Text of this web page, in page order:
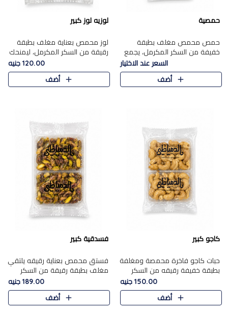
حمصية
حمص محمص مغلف بطبقة
خفيفة من السكر المكرمل، يجمع
بين القرمشة المميزة والطعم
الشرقي الأصيل في واحدة من أشهر
حلويات الموسم.
السعر عند الاختيار
أضف
لوزيه لوز كبير
لوز محمص بعناية مغلف بطبقة
رقيقة من السكر المكرمل، ليمنحك
قرمشة راقية ونكهة غنية تبرز
فخامة اللوز في كل قطعة.
120.00 جنيه
أضف
كاجو كبير
حبات كاجو فاخرة محمصة ومغلفة
بطبقة خفيفة رقيقه من السكر
المكرمل، تجمع بين توازن النعومة
زبدية غنية فاخرة والقرمشة
المرضية في حلوى شرقية بطاب..
150.00 جنيه
أضف
فسدقية كبير
فستق محمص بعناية رقيقه يلتقي
مغلف بطبقة رقيقة من السكر
المكرمل، ليقدم مذاقًا فاخرًا حلوي
شرقية فاخرة ونكهة غنية ناتي تميز
كل قطعة و قوام هش
189.00 جنيه
أضف